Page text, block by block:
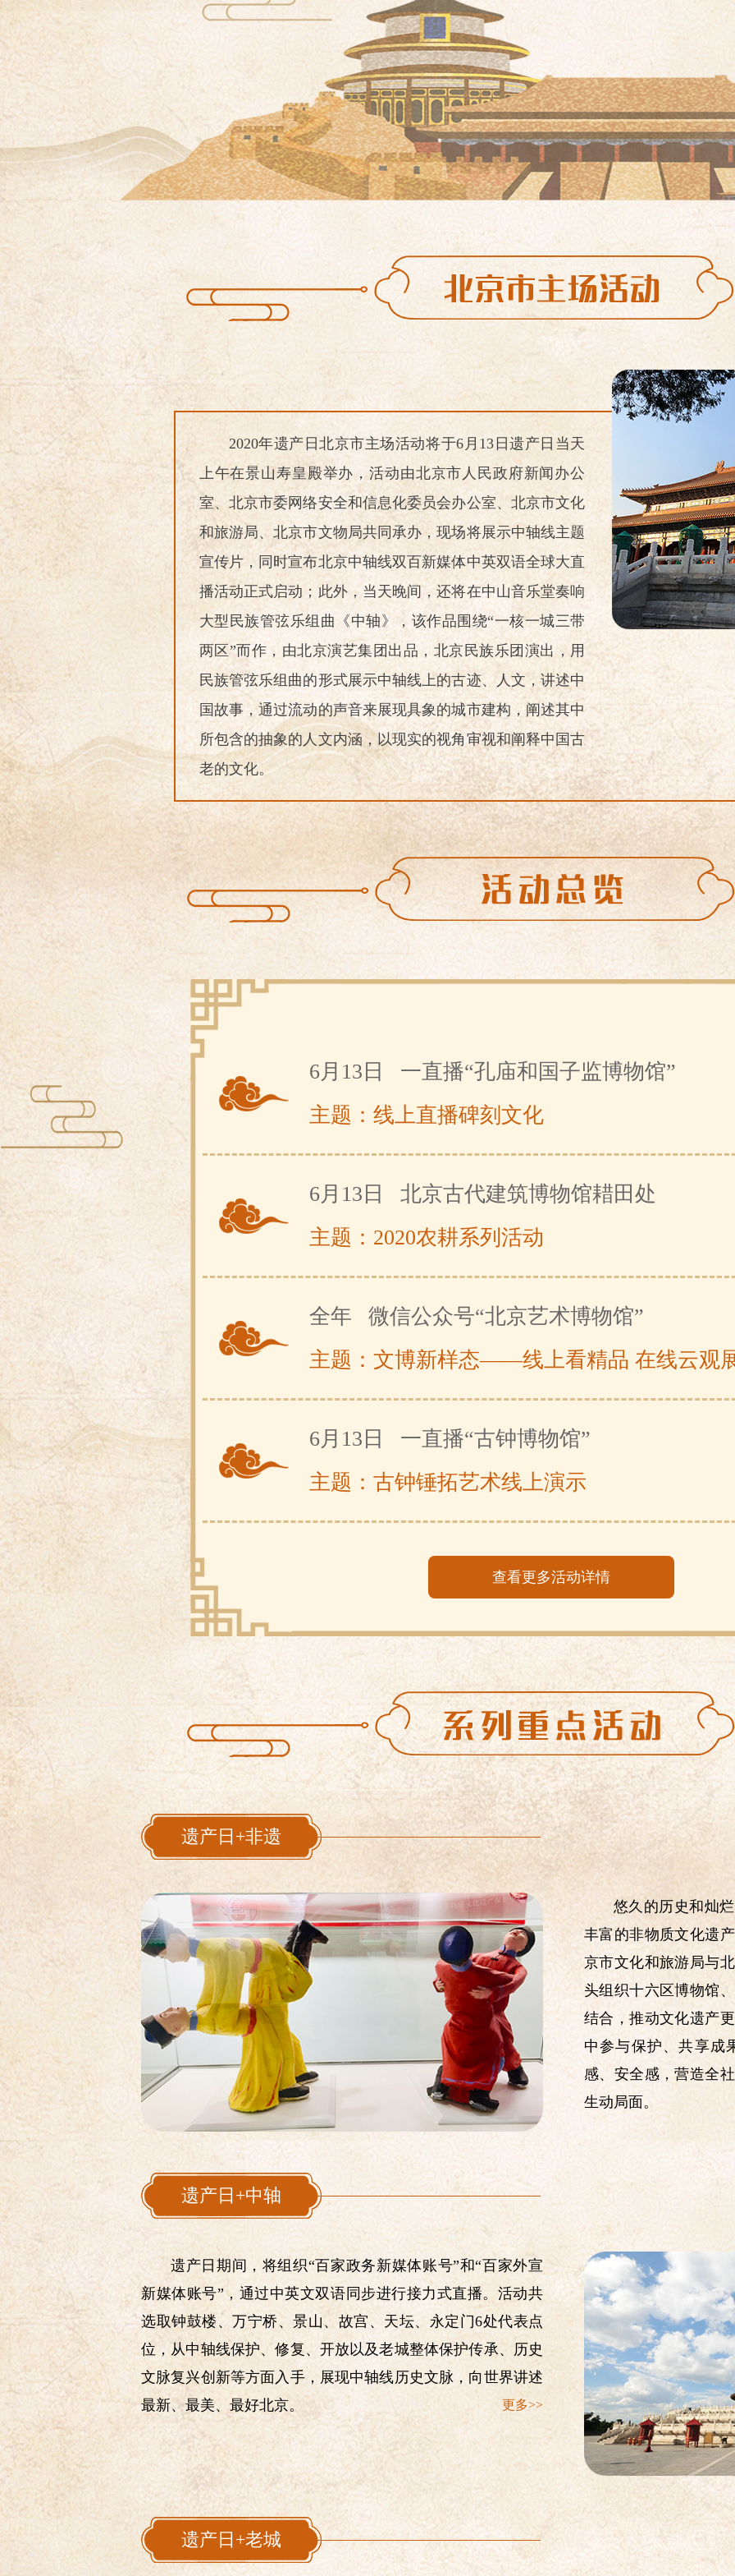
2020年遗产日北京市主场活动将于6月13日遗产日当天
上午在景山寿皇殿举办，活动由北京市人民政府新闻办公
室、北京市委网络安全和信息化委员会办公室、北京市文化
和旅游局、北京市文物局共同承办，现场将展示中轴线主题
宣传片，同时宣布北京中轴线双百新媒体中英双语全球大直
播活动正式启动；此外，当天晚间，还将在中山音乐堂奏响
大型民族管弦乐组曲《中轴》，该作品围绕“一核一城三带
两区”而作，由北京演艺集团出品，北京民族乐团演出，用
民族管弦乐组曲的形式展示中轴线上的古迹、人文，讲述中
国故事，通过流动的声音来展现具象的城市建构，阐述其中
所包含的抽象的人文内涵，以现实的视角审视和阐释中国古
老的文化。
6月13日
一直播“孔庙和国子监博物馆”
主题： 线上直播碑刻文化
6月13日
北京古代建筑博物馆耤田处
主题： 2020农耕系列活动
全年
微信公众号“北京艺术博物馆”
主题： 文博新样态——线上看精品 在线云观
6月13日
一直播“古钟博物馆”
主题： 古钟锤拓艺术线上演示
一直播“北京正阳门”
从地域一体到文化一脉——京津冀文
6月6日-7月3日
德胜门箭楼三层展厅
主题：大城小像——平安·美丽·北京风景小幅
2019年10月-2020年9月
大智殿展厅
主题： 博物馆门票收藏展
6月1日-6月24日
微信公众号“守望燕都”
主题：
志愿者讲解与燕国有关的成语故事
团城演武厅箭场
主题：
“小小巴图鲁”——户外观展及传统射
查看更多活动详情
遗产日+非遗
悠久的历史和灿
丰富的非物质文化遗
京市文化和旅游局与
头组织十六区博物馆
结合，推动文化遗产
中参与保护、共享成
感、安全感，营造全
生动局面。
遗产日+中轴
遗产日期间，将组织“百家政务新媒体账号”和“百家外宣
新媒体账号”，通过中英文双语同步进行接力式直播。活动共
选取钟鼓楼、万宁桥、景山、故宫、天坛、永定门6处代表点
位，从中轴线保护、修复、开放以及老城整体保护传承、历史
文脉复兴创新等方面入手，展现中轴线历史文脉，向世界讲述
最新、最美、最好北京。
更多>>
遗产日+老城